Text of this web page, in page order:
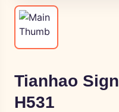
Tianhao
H531